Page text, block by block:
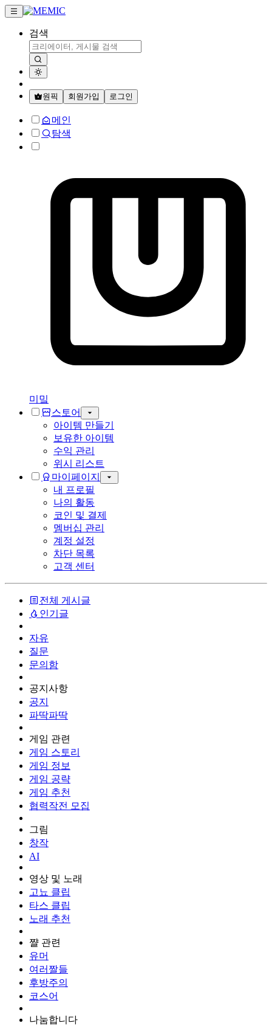
검색
원픽 회원가입 로그인
메인
탐색
미밐
스토어
아이템 만들기
보유한 아이템
수익 관리
위시 리스트
마이페이지
내 프로필
나의 활동
코인 및 결제
멤버십 관리
계정 설정
차단 목록
고객 센터
전체 게시글
인기글
자유
질문
문의함
공지사항
공지
파딱파딱
게임 관련
게임 스토리
게임 정보
게임 공략
게임 추천
협력작전 모집
그림
창작
AI
영상 및 노래
고뇨 클립
타스 클립
노래 추천
쨜 관련
유머
여러짤들
후방주의
코스어
나눔합니다